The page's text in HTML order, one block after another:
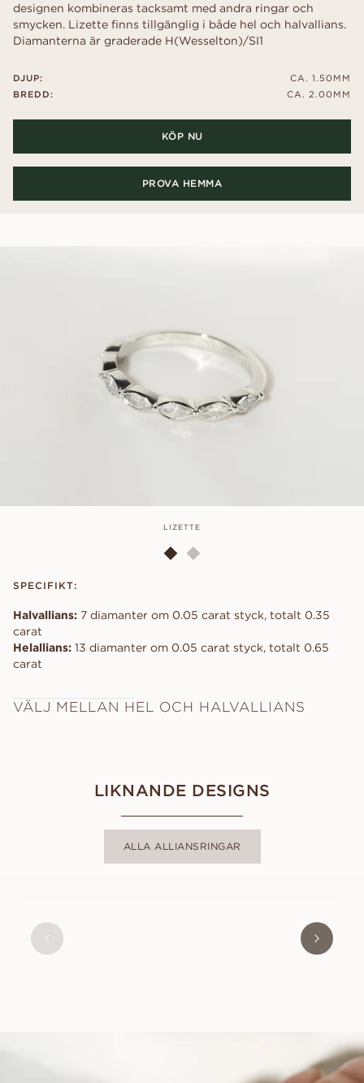
designen kombineras tacksamt med andra ringar och
smycken. Lizette finns tillgänglig i både hel och halvallians.
Diamanterna är graderade H(Wesselton)/SI1
DJUP:
BREDD:
CA. 1.50MM
CA. 2.00MM
KÖP NU
PROVA HEMMA
LIZETTE
SPECIFIKT:
Halvallians: 7 diamanter om 0.05 carat styck, totalt 0.35
carat
Helallians: 13 diamanter om 0.05 carat styck, totalt 0.65
carat
VÄLJ MELLAN HEL OCH HALVALLIANS
LIKNANDE DESIGNS
ALLA ALLIANSRINGAR